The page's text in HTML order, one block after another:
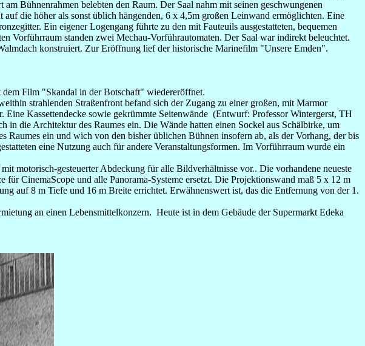
Bühnenrahmen belebten den Raum. Der Saal nahm mit seinen geschwungenen
die höher als sonst üblich hängenden, 6 x 4,5m großen Leinwand ermöglichten. Eine
Ein eigener Logengang führte zu den mit Fauteuils ausgestatteten, bequemen
Vorführraum standen zwei Mechau-Vorführautomaten. Der Saal war indirekt beleuchtet.
konstruiert. Zur Eröffnung lief der historische Marinefilm "Unsere Emden".
Film "Skandal in der Botschaft" wiedereröffnet.
strahlenden Straßenfront befand sich der Zugang zu einer großen, mit Marmor
Eine Kassettendecke sowie gekrümmte Seitenwände (Entwurf: Professor Wintergerst, TH
die Architektur des Raumes ein. Die Wände hatten einen Sockel aus Schälbirke, um
ein und wich von den bisher üblichen Bühnen insofern ab, als der Vorhang, der bis
eine Nutzung auch für andere Veranstaltungsformen. Im Vorführraum wurde ein
motorisch-gesteuerter Abdeckung für alle Bildverhältnisse vor.. Die vorhandene neueste
CinemaScope und alle Panorama-Systeme ersetzt. Die Projektionswand maß 5 x 12 m
auf 8 m Tiefe und 16 m Breite errichtet. Erwähnenswert ist, das die Entfernung von der 1.
an einen Lebensmittelkonzern. Heute ist in dem Gebäude der Supermarkt Edeka